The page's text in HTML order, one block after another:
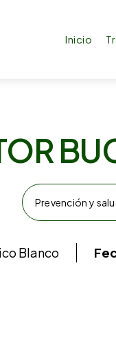
Inicio
Prevención y
Blanco